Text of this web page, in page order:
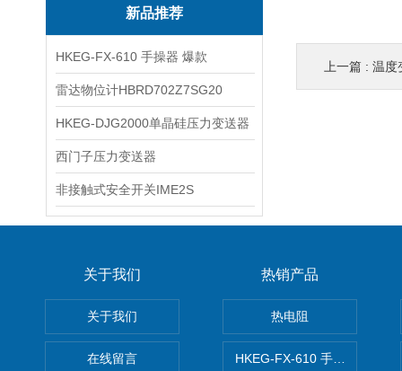
新品推荐
HKEG-FX-610 手操器 爆款
雷达物位计HBRD702Z7SG20
HKEG-DJG2000单晶硅压力变送器
西门子压力变送器
非接触式安全开关IME2S
上一篇 : 温度
关于我们
关于我们
在线留言
热销产品
热电阻